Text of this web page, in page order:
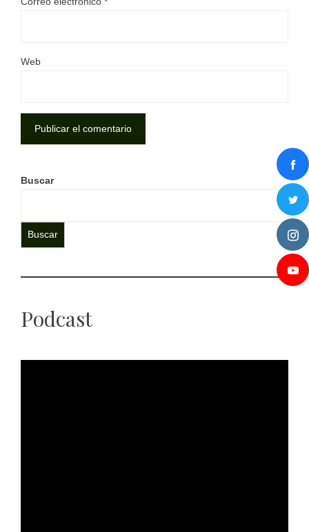
Web
Buscar
Buscar
Podcast